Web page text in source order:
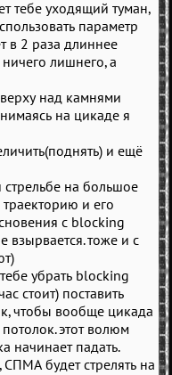
тебе уходящий туман,
параметр
в 2 раза длиннее
лишнего, а
над камнями
на цикаде я
и ещё
на большое
и его
с blocking
взырвается. тоже и с
убрать blocking
стоит) поставить
чтобы вообще цикада
этот волюм
начинает падать.
будет стрелять на